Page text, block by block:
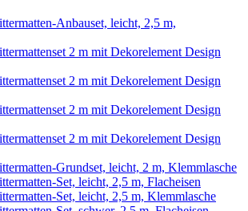
Anbauset, leicht, 2,5 m,
2 m mit Dekorelement Design
2 m mit Dekorelement Design
2 m mit Dekorelement Design
2 m mit Dekorelement Design
Grundset, leicht, 2 m, Klemmlasche
Set, leicht, 2,5 m, Flacheisen
Set, leicht, 2,5 m, Klemmlasche